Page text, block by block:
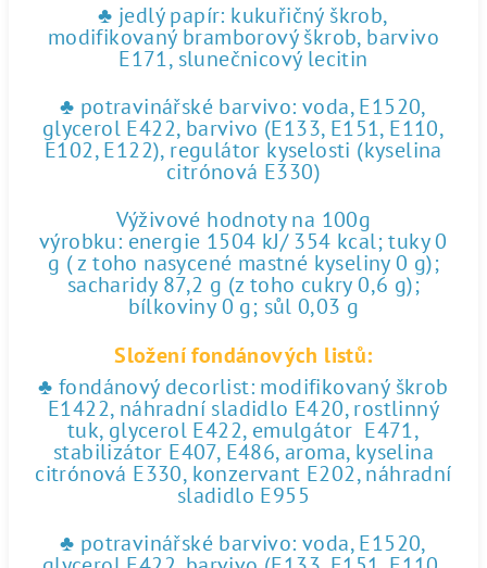
♣ jedlý papír: kukuřičný škrob,
modifikovaný bramborový škrob, barvivo
E171, slunečnicový lecitin
♣ potravinářské barvivo: voda, E1520,
glycerol E422, barvivo (E133, E151, E110,
E102, E122), regulátor kyselosti (kyselina
citrónová E330)
Výživové hodnoty na 100g
výrobku: energie 1504 kJ/ 354 kcal; tuky 0
g ( z toho nasycené mastné kyseliny 0 g);
sacharidy 87,2 g (z toho cukry 0,6 g);
bílkoviny 0 g; sůl 0,03 g
Složení fondánových listů:
♣ fondánový decorlist: modifikovaný škrob
E1422, náhradní sladidlo E420, rostlinný
tuk, glycerol E422, emulgátor E471,
stabilizátor E407, E486, aroma, kyselina
citrónová E330, konzervant E202, náhradní
sladidlo E955
♣ potravinářské barvivo: voda, E1520,